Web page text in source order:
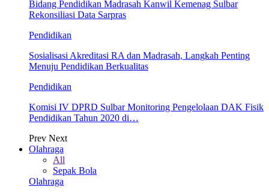
Bidang Pendidikan Madrasah Kanwil Kemenag Sulbar
Rekonsiliasi Data Sarpras
Pendidikan
Sosialisasi Akreditasi RA dan Madrasah, Langkah Penting
Menuju Pendidikan Berkualitas
Pendidikan
Komisi IV DPRD Sulbar Monitoring Pengelolaan DAK Fisik
Pendidikan Tahun 2020 di…
Prev Next
Olahraga
All
Sepak Bola
Olahraga